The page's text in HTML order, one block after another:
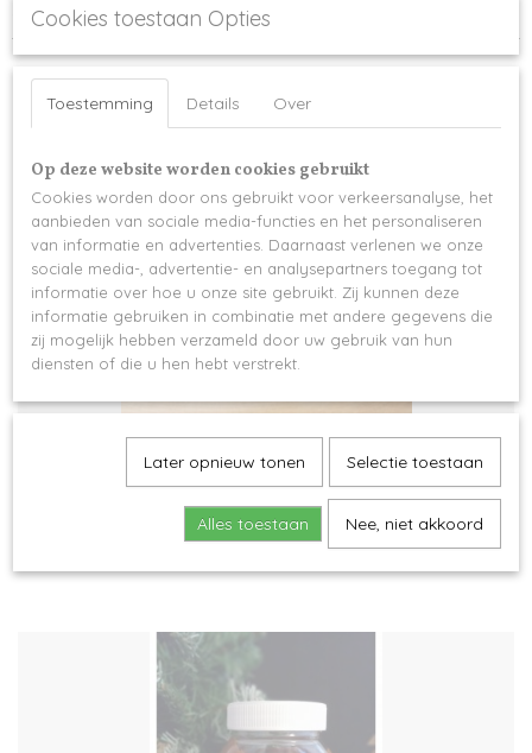
stuks)
Ook interessant
Cookies toestaan Opties
Toestemming Details Over
Op deze website worden cookies gebruikt
Cookies worden door ons gebruikt voor verkeersanalyse, het
aanbieden van sociale media-functies en het personaliseren
van informatie en advertenties. Daarnaast verlenen we onze
sociale media-, advertentie- en analysepartners toegang tot
informatie over hoe u onze site gebruikt. Zij kunnen deze
informatie gebruiken in combinatie met andere gegevens die
zij mogelijk hebben verzameld door uw gebruik van hun
diensten of die u hen hebt verstrekt.
Later opnieuw tonen Selectie toestaan
Alles toestaan Nee, niet akkoord